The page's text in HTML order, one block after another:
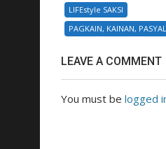
LIFEstyle SAKSI
PAGKAIN, KAINAN,
LEAVE A COMMENT
You must be logged